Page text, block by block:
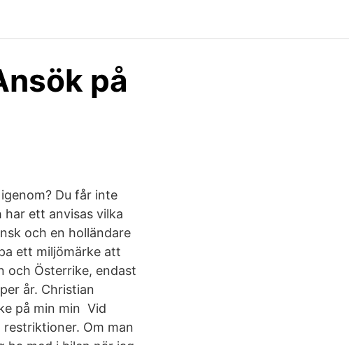
på
Du får inte
ett anvisas vilka
och en holländare
ett miljömärke att
och Österrike, endast
år. Christian
på min min Vid
Om man